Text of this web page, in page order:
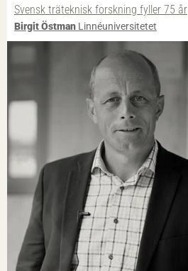
Svensk träteknisk forskning fyller 75 år
Birgit Östman Linnéuniversitetet